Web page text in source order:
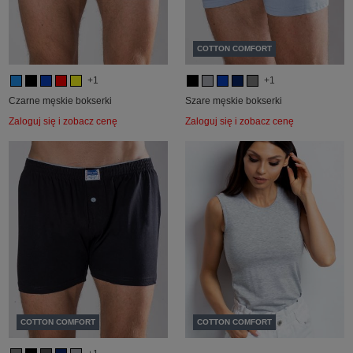
+1
Czarne męskie bokserki
Zaloguj się i zobacz cenę
COTTON COMFORT
+1
Szare męskie bokserki
Zaloguj się i zobacz cenę
COTTON COMFORT COTTON COMFORT